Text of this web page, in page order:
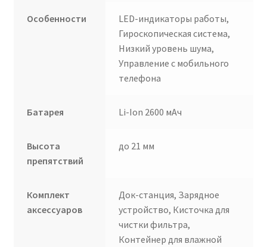
Особенности
LED-индикаторы работы,
Гироскопическая система,
Низкий уровень шума,
Управление с мобильного
телефона
Батарея Li-Ion 2600 мАч
Высота
препятствий
до 21 мм
Комплект
аксессуаров
Док-станция, Зарядное
устройство, Кисточка для
чистки фильтра,
Контейнер для влажной